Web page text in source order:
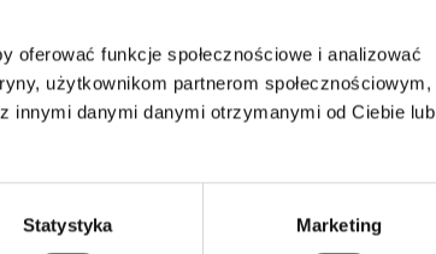
funkcje społecznościowe i analizować
użytkownikom partnerom społecznościowym,
innymi danymi danymi otrzymanymi od Ciebie lub
Statystyka Marketing
jednak warunek sporządzenia oraz
Twoich danych osobowych
do naszych partnerów
przetwarzania, a w tym ich